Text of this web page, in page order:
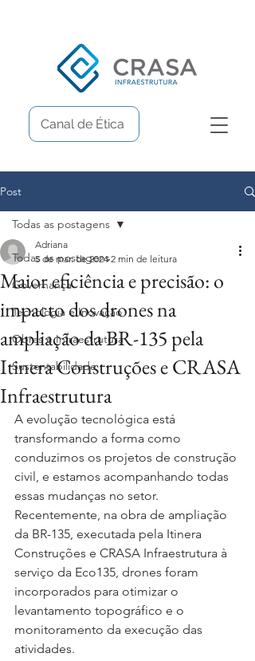
Canal de Ética
Post
Todas as postagens
Governança
Tecnologia e Inovação
Obras e Infraestrutura
Sustentabilidade
Todas as postagens
Maior eficiência e precisão: o
impacto dos drones na
ampliação da BR-135 pela
Itinera Construções e CRASA
Infraestrutura
Adriana
5 de mar. de 2024 2 min de leitura
A evolução tecnológica está
transformando a forma como
conduzimos os projetos de construção
civil, e estamos acompanhando todas
essas mudanças no setor.
Recentemente, na obra de ampliação
da BR-135, executada pela Itinera
Construções e CRASA Infraestrutura à
serviço da Eco135, drones foram
incorporados para otimizar o
levantamento topográfico e o
monitoramento da execução das
atividades.